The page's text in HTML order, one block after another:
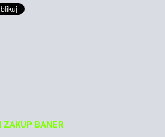
ZAKUP BANER